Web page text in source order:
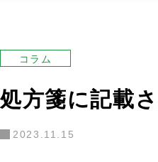
欲しい処方薬を置いていな
コラム
処方箋に記載
2023.11.15